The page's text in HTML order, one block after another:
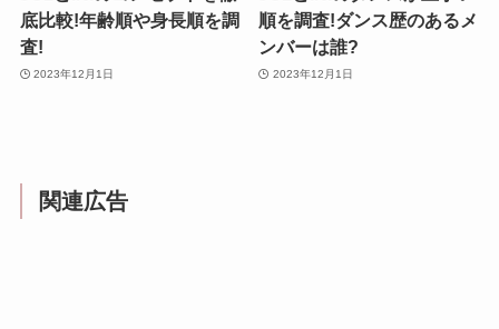
底比較!年齢順や身長順を調
査!
2023年12月1日
順を調査!ダンス歴のあるメ
ンバーは誰?
2023年12月1日
関連広告